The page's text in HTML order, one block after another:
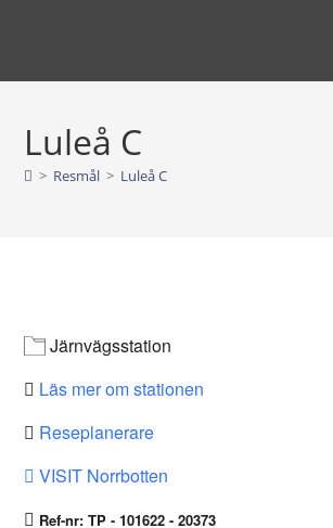
Luleå C
> Resmål > Luleå C
Järnvägsstation
Läs mer om stationen
Reseplanerare
VISIT Norrbotten
Ref-nr: TP - 101622 - 20373